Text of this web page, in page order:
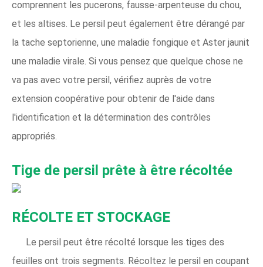
comprennent les pucerons, fausse-arpenteuse du chou,
et les altises. Le persil peut également être dérangé par
la tache septorienne, une maladie fongique et Aster jaunit
une maladie virale. Si vous pensez que quelque chose ne
va pas avec votre persil, vérifiez auprès de votre
extension coopérative pour obtenir de l'aide dans
l'identification et la détermination des contrôles
appropriés.
Tige de persil prête à être récoltée
RÉCOLTE ET STOCKAGE
Le persil peut être récolté lorsque les tiges des
feuilles ont trois segments. Récoltez le persil en coupant